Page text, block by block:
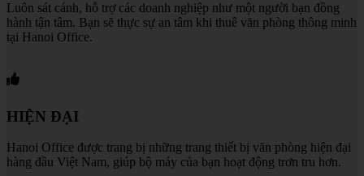
Luôn sát cánh, hỗ trợ các doanh nghiệp như một người bạn đồng
hành tận tâm. Bạn sẽ thực sự an tâm khi thuê văn phòng thông minh
tại Hanoi Office.
HIỆN ĐẠI
Hanoi Office được trang bị những trang thiết bị văn phòng hiện đại
hàng đầu Việt Nam, giúp bộ máy của bạn hoạt động trơn tru hơn.